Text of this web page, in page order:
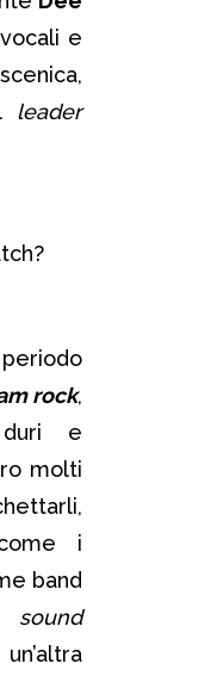
e
leader
rock,
duri e
molti
i
band
sound